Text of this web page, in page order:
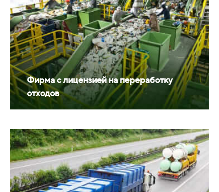
Фирма с лицензией на переработку
отходов